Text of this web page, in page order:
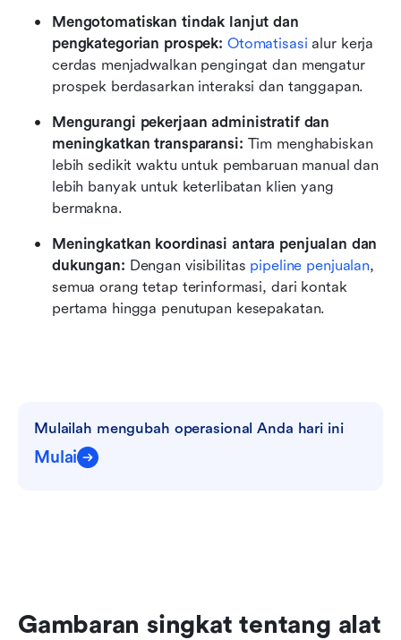
Mengotomatiskan tindak lanjut dan
pengkategorian prospek: Otomatisasi alur kerja
cerdas menjadwalkan pengingat dan mengatur
prospek berdasarkan interaksi dan tanggapan.
Mengurangi pekerjaan administratif dan
meningkatkan transparansi: Tim menghabiskan
lebih sedikit waktu untuk pembaruan manual dan
lebih banyak untuk keterlibatan klien yang
bermakna.
Meningkatkan koordinasi antara penjualan dan
dukungan: Dengan visibilitas pipeline penjualan,
semua orang tetap terinformasi, dari kontak
pertama hingga penutupan kesepakatan.
Mulailah mengubah operasional Anda hari ini
Mulai
Gambaran singkat tentang alat